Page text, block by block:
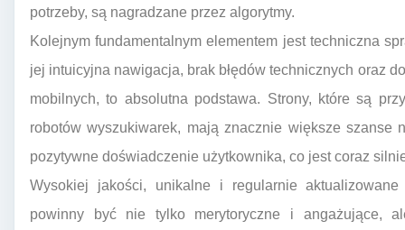
potrzeby, są nagradzane przez algorytmy.
Kolejnym fundamentalnym elementem jest techniczna
jej intuicyjna nawigacja, brak błędów technicznych oraz
mobilnych, to absolutna podstawa. Strony, które są
robotów wyszukiwarek, mają znacznie większe szanse
pozytywne doświadczenie użytkownika, co jest coraz
Wysokiej jakości, unikalne i regularnie
powinny być nie tylko merytoryczne i angażujące,